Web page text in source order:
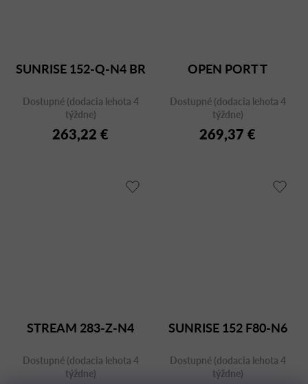
SUNRISE 152-Q-N4 BR
Dostupné (dodacia lehota 4
týždne)
263,22 €
OPEN PORT T
Dostupné (dodacia lehota 4
týždne)
269,37 €
STREAM 283-Z-N4
Dostupné (dodacia lehota 4
týždne)
SUNRISE 152 F80-N6
Dostupné (dodacia lehota 4
týždne)